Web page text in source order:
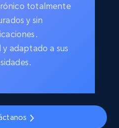
totalmente
y sin
adaptado a sus